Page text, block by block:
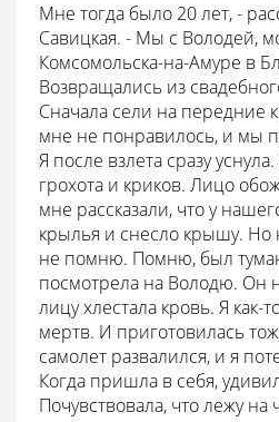
Мне тогда было 20 лет, -
Савицкая. - Мы с Володей,
Комсомольска-на-Амуре в
Возвращались из
Сначала сели на передние
мне не понравилось, и мы
Я после взлета сразу
грохота и криков. Лицо
мне рассказали, что у
крылья и снесло крышу. Но
не помню. Помню, был
посмотрела на Володю. Он
лицу хлестала кровь. Я как-
мертв. И приготовилась
самолет развалился, и я
Когда пришла в себя,
Почувствовала, что лежу на